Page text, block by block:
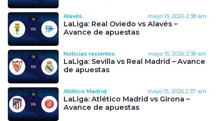
Alavés mayo 15, 2026 2:38 am
LaLiga: Real Oviedo vs Alavés –
Avance de apuestas
Noticias recientes mayo 15, 2026 2:38 am
LaLiga: Sevilla vs Real Madrid – Avance
de apuestas
Atlético Madrid mayo 15, 2026 2:37 am
LaLiga: Atlético Madrid vs Girona –
Avance de apuestas